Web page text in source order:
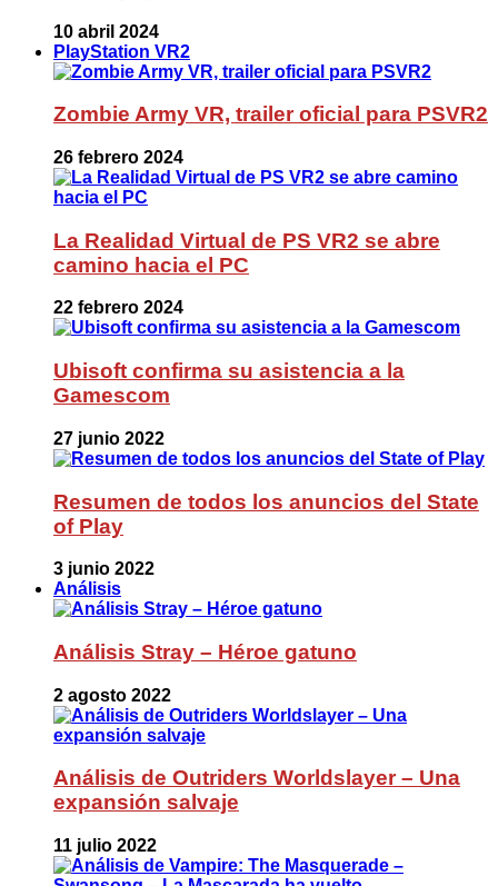
10 abril 2024
PlayStation VR2
Zombie Army VR, trailer oficial para PSVR2
26 febrero 2024
La Realidad Virtual de PS VR2 se abre
camino hacia el PC
22 febrero 2024
Ubisoft confirma su asistencia a la
Gamescom
27 junio 2022
Resumen de todos los anuncios del State
of Play
3 junio 2022
Análisis
Análisis Stray – Héroe gatuno
2 agosto 2022
Análisis de Outriders Worldslayer – Una
expansión salvaje
11 julio 2022